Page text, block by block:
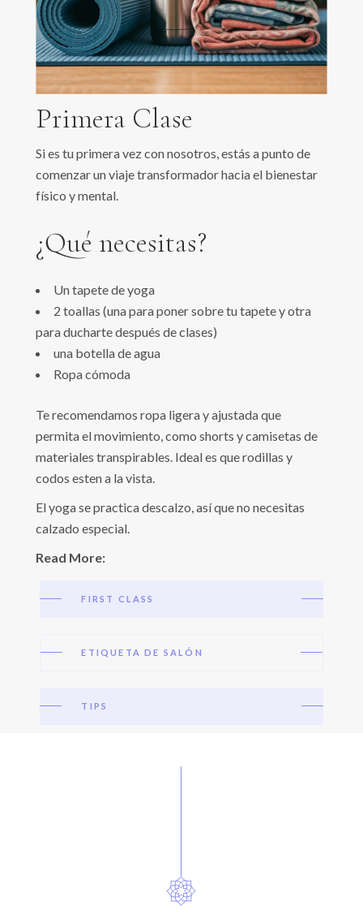
Primera Clase
Si es tu primera vez con nosotros, estás a punto de
comenzar un viaje transformador hacia el bienestar
físico y mental.
¿Qué necesitas?
Un tapete de yoga
2 toallas (una para poner sobre tu tapete y otra
para ducharte después de clases)
una botella de agua
Ropa cómoda
Te recomendamos ropa ligera y ajustada que
permita el movimiento, como shorts y camisetas de
materiales transpirables. Ideal es que rodillas y
codos esten a la vista.
El yoga se practica descalzo, así que no necesitas
calzado especial.
Read More:
FIRST CLASS
ETIQUETA DE SALÓN
TIPS